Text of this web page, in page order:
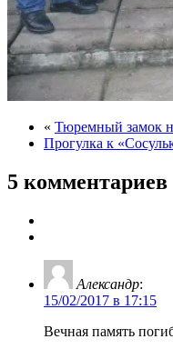
« Тюремный замок
Прогулка к
5 комментариев
Александр:
15/02/2017 в 17:15
Вечная память